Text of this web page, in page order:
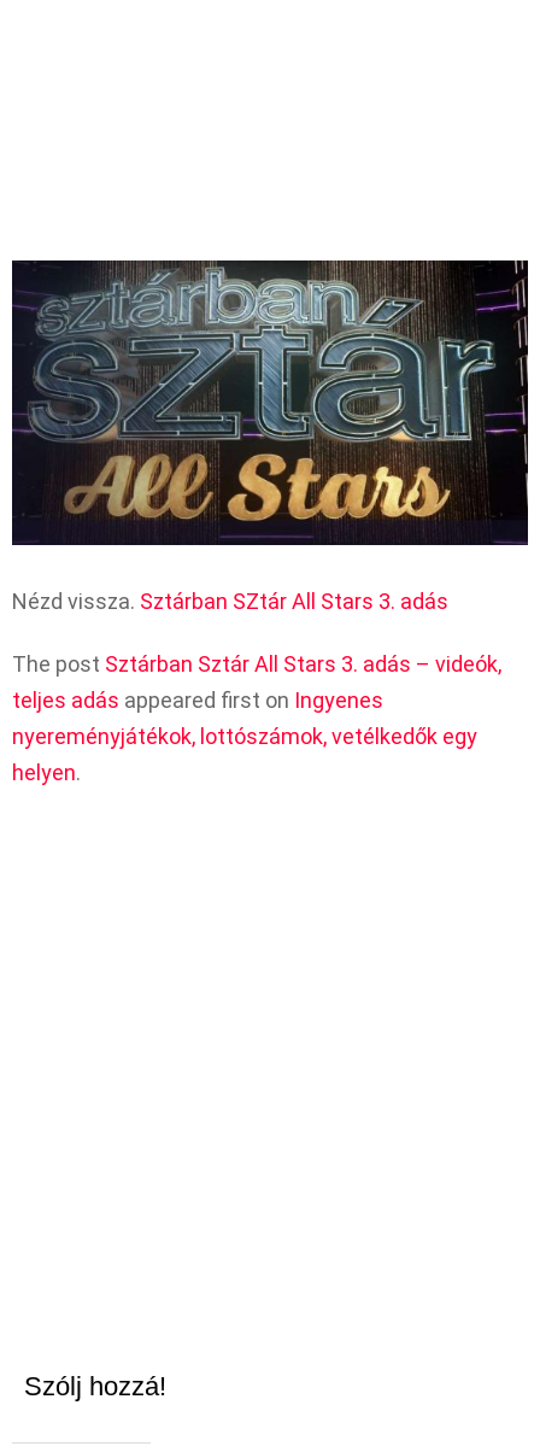
Nézd vissza. Sztárban SZtár All Stars 3. adás
The post Sztárban Sztár All Stars 3. adás – videók,
teljes adás appeared first on Ingyenes
nyereményjátékok, lottószámok, vetélkedők egy
helyen.
Szólj hozzá!